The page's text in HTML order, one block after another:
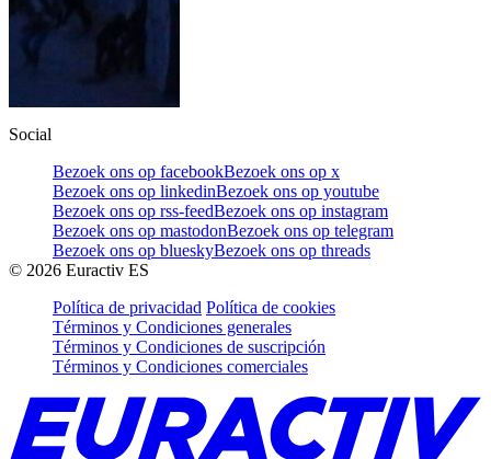
Social
Bezoek ons op facebookBezoek ons op x
Bezoek ons op linkedinBezoek ons op youtube
Bezoek ons op rss-feedBezoek ons op instagram
Bezoek ons op mastodonBezoek ons op telegram
Bezoek ons op blueskyBezoek ons op threads
© 2026 Euractiv ES
Política de privacidad Política de cookies
Términos y Condiciones generales
Términos y Condiciones de suscripción
Términos y Condiciones comerciales